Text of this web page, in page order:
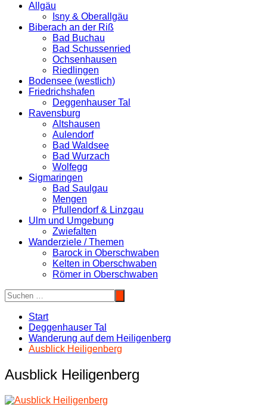
Allgäu
Isny & Oberallgäu
Biberach an der Riß
Bad Buchau
Bad Schussenried
Ochsenhausen
Riedlingen
Bodensee (westlich)
Friedrichshafen
Deggenhauser Tal
Ravensburg
Altshausen
Aulendorf
Bad Waldsee
Bad Wurzach
Wolfegg
Sigmaringen
Bad Saulgau
Mengen
Pfullendorf & Linzgau
Ulm und Umgebung
Zwiefalten
Wanderziele / Themen
Barock in Oberschwaben
Kelten in Oberschwaben
Römer in Oberschwaben
Start
Deggenhauser Tal
Wanderung auf dem Heiligenberg
Ausblick Heiligenberg
Ausblick Heiligenberg